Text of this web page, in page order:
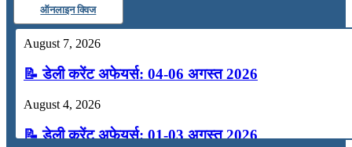
टुडेज जीके
ऑनलाइन क्विज
August 7, 2026
📝 डेली करेंट अफेयर्स: 04-06 अगस्त 2026
August 4, 2026
📝 डेली करेंट अफेयर्स: 01-03 अगस्त 2026